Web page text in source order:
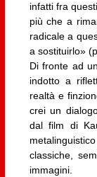
infatti fra
più che a
radicale a
a sostituirlo»
Di fronte ad
indotto a
realtà e
crei un
dal film di
classiche,
immagini.